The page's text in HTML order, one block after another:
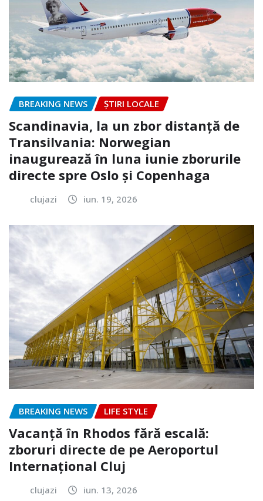
BREAKING NEWS ȘTIRI LOCALE
Scandinavia, la un zbor distanță de
Transilvania: Norwegian
inaugurează în luna iunie zborurile
directe spre Oslo și Copenhaga
clujazi iun. 19, 2026
BREAKING NEWS LIFE STYLE
Vacanță în Rhodos fără escală:
zboruri directe de pe Aeroportul
Internațional Cluj
clujazi iun. 13, 2026